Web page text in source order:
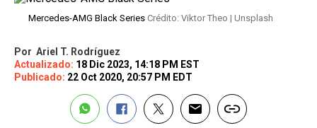
Mercedes-AMG Black Series Crédito: Viktor Theo | Unsplash
Por Ariel T. Rodríguez
Actualizado: 18 Dic 2023, 14:18 PM EST
Publicado: 22 Oct 2020, 20:57 PM EDT